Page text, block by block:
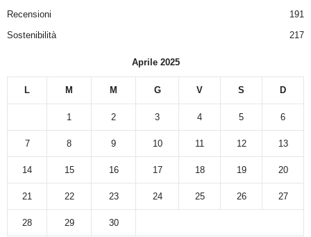
Recensioni
191
Sostenibilità
217
Aprile 2025
L M M G V S D
1 2 3 4 5 6
7 8 9 10 11 12 13
14 15 16 17 18 19 20
21 22 23 24 25 26 27
28 29
30